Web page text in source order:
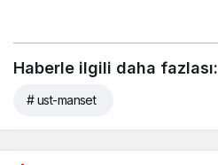
Haberle ilgili daha fazlası:
# ust-manset